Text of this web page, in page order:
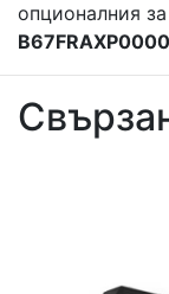
опционалния
B67FRAXP0000